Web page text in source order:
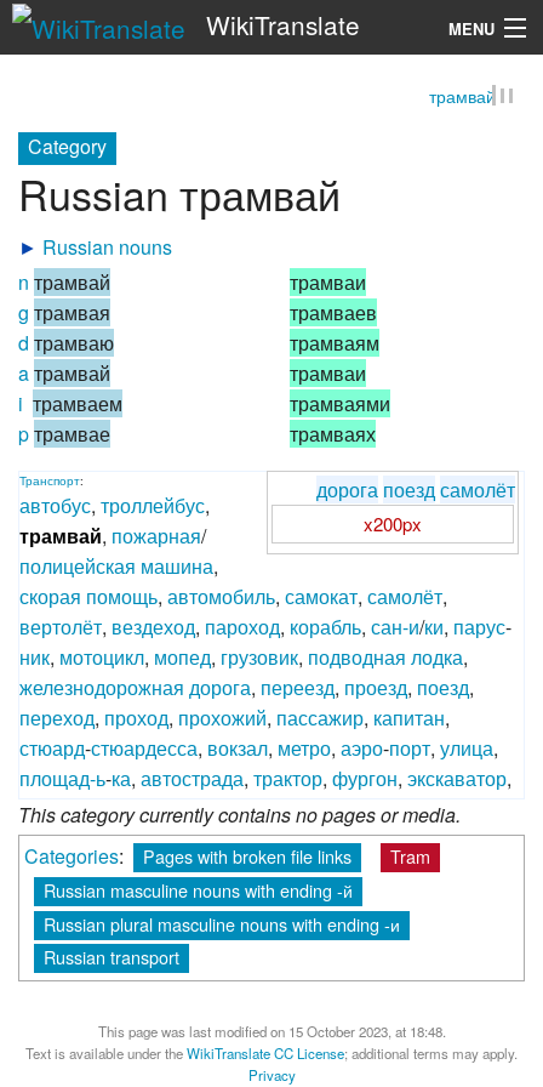
WikiTranslate MENU
трамвай
Category
Russian трамвай
► Russian nouns
n трамвай
g трамвая
d трамваю
aтрамвай
i трамваем
pтрамвае
трамваи
трамваев
трамваям
трамваи
трамваями
трамваях
дорога поездсамолёт
x200px
Транспорт:
автобус, троллейбус,
трамвай, пожарная/
полицейская машина,
скорая помощь, автомобиль, самокат, самолёт,
вертолёт, вездеход, пароход, корабль, сан-и/ки, парус-
ник, мотоцикл, мопед, грузовик, подводная лодка,
железнодорожная дорога, переезд, проезд, поезд,
переход, проход, прохожий, пассажир, капитан,
стюард-стюардесса, вокзал, метро, аэро-порт, улица,
площад-ь-ка, автострада, трактор, фургон, экскаватор,
This category currently contains no pages or media.
Categories: Pages with broken file links
Tram
Russian masculine nouns with ending -й
Russian plural masculine nouns with ending -и
Russian transport
This page was last modified on 15 October 2023, at 18:48.
Text is available under theWikiTranslate CC License; additional terms may apply.
Privacy